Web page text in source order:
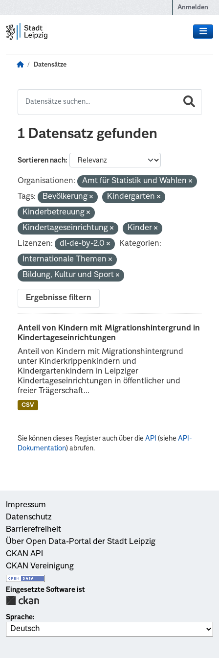
Anmelden
Datensätze
1 Datensatz gefunden
Sortieren nach
Organisationen:
Amt für Statistik und Wahlen
Tags:
Bevölkerung
Kindergarten
Kinderbetreuung
Kindertageseinrichtung
Kinder
Lizenzen:
dl-de-by-2.0
Kategorien:
Internationale Themen
Bildung, Kultur und Sport
Ergebnisse filtern
Anteil von Kindern mit Migrationshintergrund in
Kindertageseinrichtungen
Anteil von Kindern mit Migrationshintergrund
unter Kinderkrippenkindern und
Kindergartenkindern in Leipziger
Kindertageseinrichtungen in öffentlicher und
freier Trägerschaft...
CSV
Sie können dieses Register auch über dieAPI (sieheAPI-
Dokumentation) abrufen.
Impressum
Datenschutz
Barrierefreiheit
Über Open Data-Portal der Stadt Leipzig
CKAN API
CKAN Vereinigung
Eingesetzte Software ist
Sprache